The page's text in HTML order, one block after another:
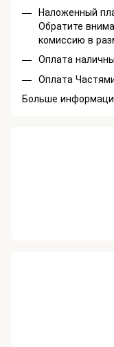
Наложенный
Обратите
комиссию в
Оплата
Оплата
Больше